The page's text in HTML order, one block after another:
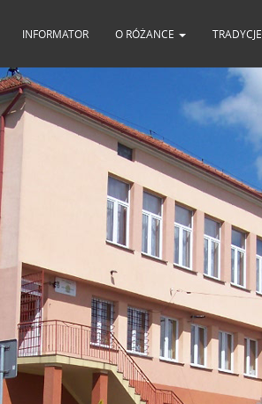
INFORMATOR O RÓŻANCE TRADYCJE